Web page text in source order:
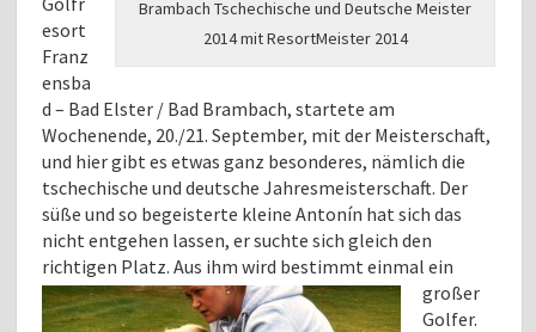
Brambach Tschechische und Deutsche Meister
2014 mit ResortMeister 2014
esort
Franz
ensba
d – Bad Elster / Bad Brambach, startete am
Wochenende, 20./21. September, mit der Meisterschaft,
und hier gibt es etwas ganz besonderes, nämlich die
tschechische und deutsche Jahresmeisterschaft. Der
süße und so begeisterte kleine Antonín hat sich das
nicht entgehen lassen, er suchte sich gleich den
richtigen Platz.Aus ihm wird bestimmt einmal ein
großer
Golfer.